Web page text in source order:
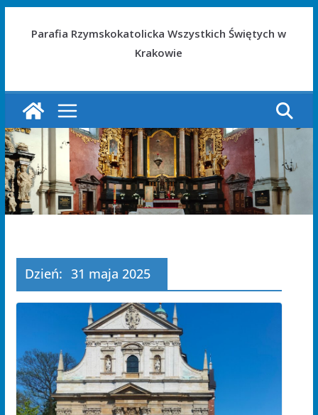
Parafia Rzymskokatolicka Wszystkich Świętych w
Krakowie
Dzień: 31 maja 2025